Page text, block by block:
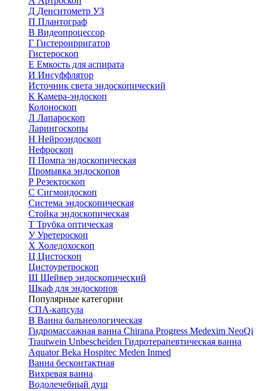
Д Денситометр УЗ
П Плантограф
В Видеопроцессор
Г Гистероирригатор
Гистероскоп
Е Емкость для аспирата
И Инсуффлятор
Источник света эндоскопический
К Камера-эндоскоп
Колоноскоп
Л Лапароскоп
Ларингоскопы
Н Нейроэндоскоп
Нефроскоп
П Помпа эндоскопическая
Промывка эндоскопов
Р Резектоскоп
С Сигмоидоскоп
Система эндоскопическая
Стойка эндоскопическая
Т Трубка оптическая
УУретероскоп
Х Холедохоскоп
Ц Цистоскоп
Цистоуретроскоп
Ш Шейвер эндоскопический
Шкаф для эндоскопов
Популярные категории
СПА-капсула
В Ванна бальнеологическая
Гидромассажная ванна Chirana Progress Medexim NeoQi
Trautwein Unbescheiden Гидротерапевтическая ванна
AquatorBeka Hospitec Meden Inmed
Ванна бесконтактная
Вихревая ванна
Водолечебный душ